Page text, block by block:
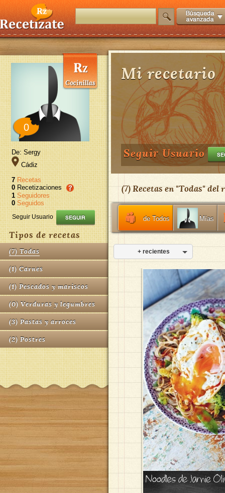
0
De: Sergy
Cádiz
7 Recetas
0 Recetizaciones
1 Seguidores
0 Seguidos
Seguir Usuario
Tipos de recetas
(7) Todas
(1) Carnes
(1) Pescados y mariscos
(0) Verduras y legumbres
(3) Pastas y arroces
(2) Postres
Mi recetario
Seguir Usuario
(7) Recetas en "Todas" del
de Todos Mías
+ recientes
Noodles de Jamie